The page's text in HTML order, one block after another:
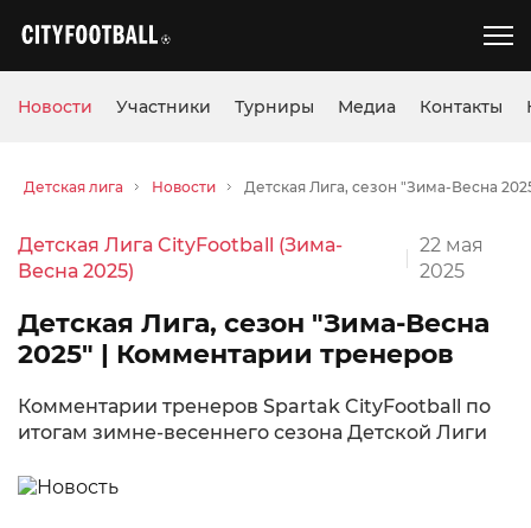
Новости Участники Турниры Медиа Контакты
Детская лига Новости Детская Лига, сезон "Зима-Весна
Детская Лига CityFootball (Зима-
Весна 2025)
22 мая
2025
Детская Лига, сезон "Зима-Весна
2025" | Комментарии тренеров
Комментарии тренеров Spartak CityFootball по
итогам зимне-весеннего сезона Детской Лиги